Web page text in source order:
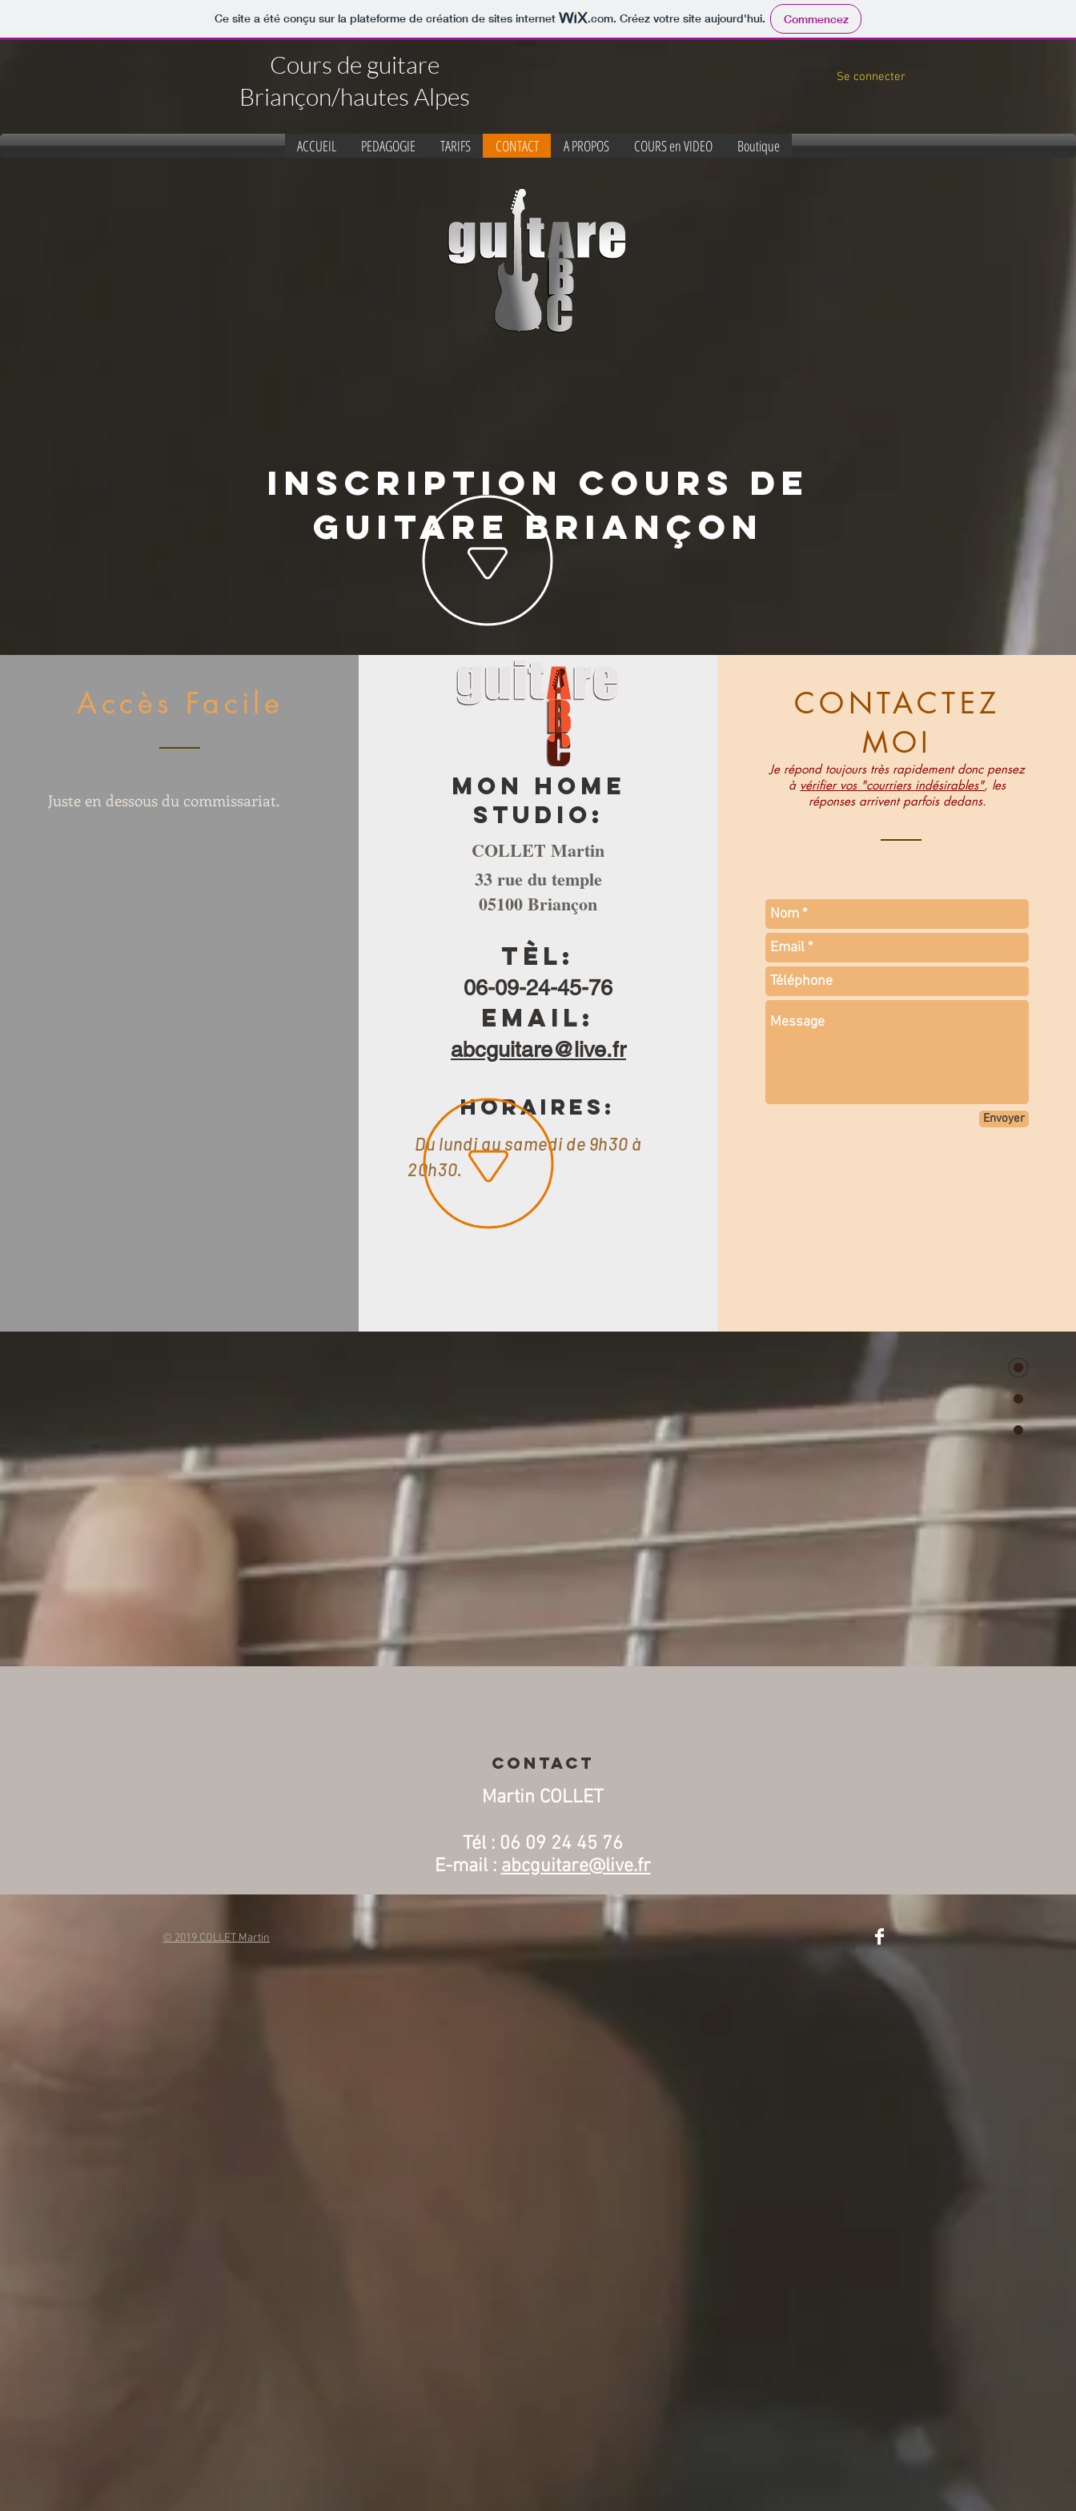
Ce site a été conçu sur la plateforme de création de sites internet .com. Créez votre site aujourd'hui. Commencez
Cours de guitare
Briançon/hautes Alpes
Se connecter
ACCUEIL PEDAGOGIE TARIFS CONTACT A PROPOS COURS en VIDEO Boutique
Inscription cours de
guitare Briançon
Accès Facile
Juste en dessous du commissariat.
Mon Home
studio:
COLLET Martin
33 rue du temple
05100 Briançon
Tèl:
06-09-24-45-76
Email:
abcguitare@live.fr
Horaires:
Du lundi au samedi de 9h30 à
20h30.
CONTACTEZ
MOI
Je répond toujours très rapidement donc pensez
à vérifier vos "courriers indésirables", les
réponses arrivent parfois dedans.
Envoyer
CONTACT
Martin COLLET
Tél : 06 09 24 45 76
E-mail : abcguitare@live.fr
© 2019 COLLET Martin